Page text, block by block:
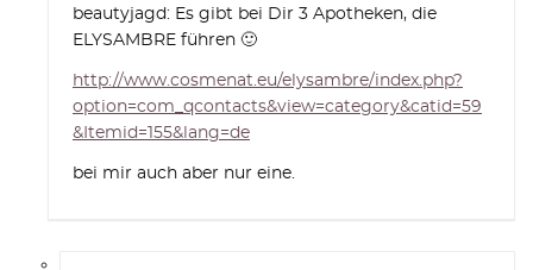
beautyjagd: Es gibt bei Dir 3 Apotheken, die
ELYSAMBRE führen 🙂
http://www.cosmenat.eu/elysambre/index.php?
option=com_qcontacts&view=category&catid=59
&Itemid=155&lang=de
bei mir auch aber nur eine.